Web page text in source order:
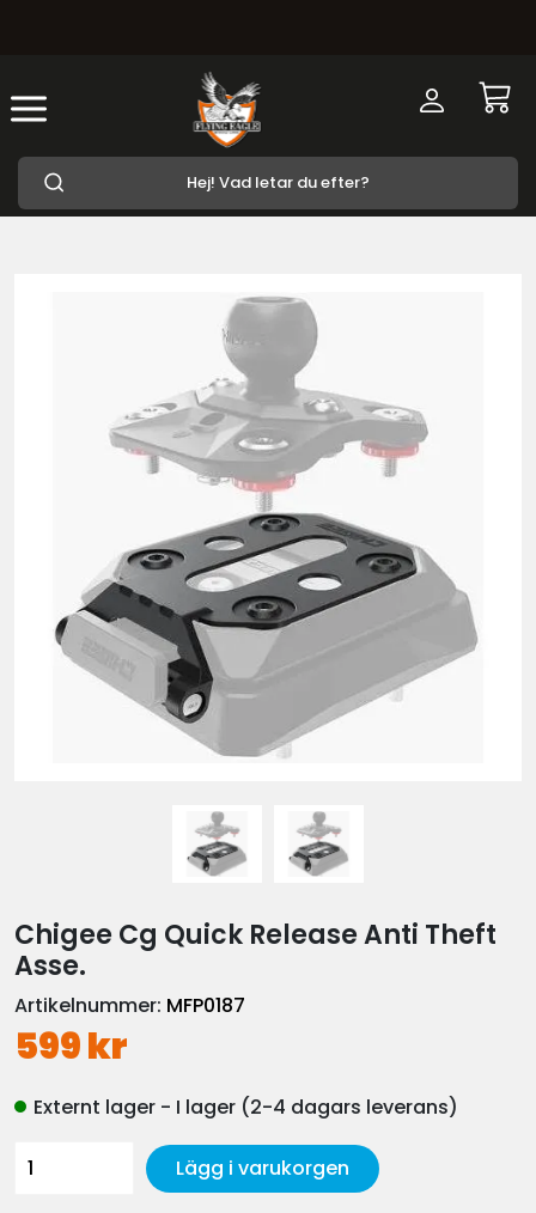
Chigee Cg Quick Release Anti Theft
Asse.
Artikelnummer: MFP0187
599 kr
Externt lager - I lager (2-4 dagars leverans)
Lägg i varukorgen